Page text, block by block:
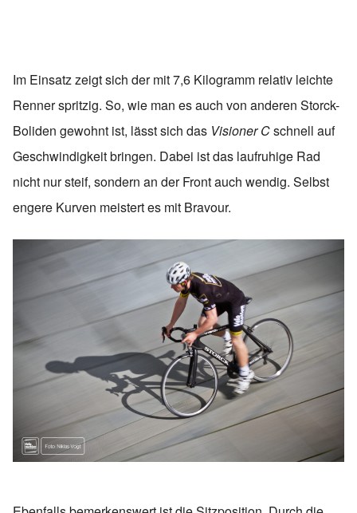
Im Einsatz zeigt sich der mit 7,6 Kilogramm relativ leichte
Renner spritzig. So, wie man es auch von anderen Storck-
Boliden gewohnt ist, lässt sich das Visioner Cschnell auf
Geschwindigkeit bringen. Dabei ist das laufruhige Rad
nicht nur steif, sondern an der Front auch wendig. Selbst
engere Kurven meistert es mit Bravour.